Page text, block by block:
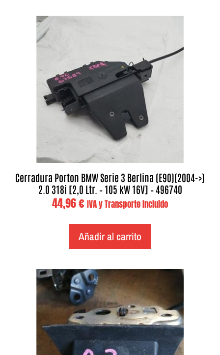
Cerradura Porton BMW Serie 3 Berlina (E90)(2004->)
2.0 318i [2,0 Ltr. – 105 kW 16V] – 496740
44,96€ IVA y Transporte Incluido
Añadir al carrito